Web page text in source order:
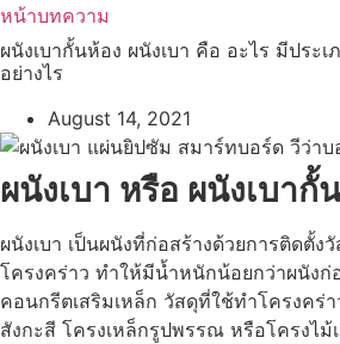
หน้าบทความ
ผนังเบากั้นห้อง ผนังเบา คือ อะไร มีประ
อย่างไร
August 14, 2021
ผนังเบา หรือ ผนังเบากั้
ผนังเบา เป็นผนังที่ก่อสร้างด้วยการติดตั้ง
โครงคร่าว ทำให้มีน้ำหนักน้อยกว่าผนังก่
คอนกรีตเสริมเหล็ก วัสดุที่ใช้ทำโครงคร่
สังกะสี โครงเหล็กรูปพรรณ หรือโครงไม้